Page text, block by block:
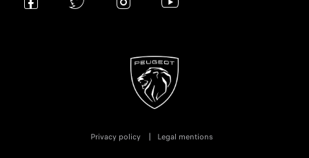
Privacy policy Legal mentions